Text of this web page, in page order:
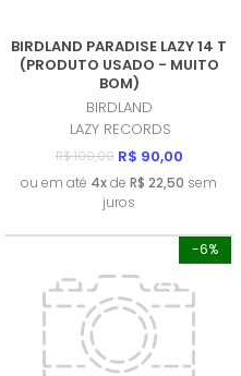
BIRDLAND PARADISE LAZY 14 T
(PRODUTO USADO - MUITO
BOM)
BIRDLAND
LAZY RECORDS
R$ 100,00 R$ 90,00
ou em até 4xde R$ 22,50 sem
juros
-6%